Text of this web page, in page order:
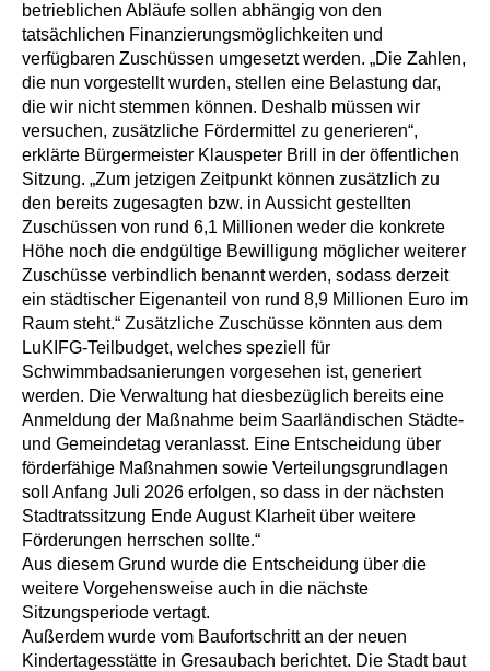
betrieblichen Abläufe sollen abhängig von den
tatsächlichen Finanzierungsmöglichkeiten und
verfügbaren Zuschüssen umgesetzt werden. „Die Zahlen,
die nun vorgestellt wurden, stellen eine Belastung dar,
die wir nicht stemmen können. Deshalb müssen wir
versuchen, zusätzliche Fördermittel zu generieren“,
erklärte Bürgermeister Klauspeter Brill in der öffentlichen
Sitzung. „Zum jetzigen Zeitpunkt können zusätzlich zu
den bereits zugesagten bzw. in Aussicht gestellten
Zuschüssen von rund 6,1 Millionen weder die konkrete
Höhe noch die endgültige Bewilligung möglicher weiterer
Zuschüsse verbindlich benannt werden, sodass derzeit
ein städtischer Eigenanteil von rund 8,9 Millionen Euro im
Raum steht.“ Zusätzliche Zuschüsse könnten aus dem
LuKIFG-Teilbudget, welches speziell für
Schwimmbadsanierungen vorgesehen ist, generiert
werden. Die Verwaltung hat diesbezüglich bereits eine
Anmeldung der Maßnahme beim Saarländischen Städte-
und Gemeindetag veranlasst. Eine Entscheidung über
förderfähige Maßnahmen sowie Verteilungsgrundlagen
soll Anfang Juli 2026 erfolgen, so dass in der nächsten
Stadtratssitzung Ende August Klarheit über weitere
Förderungen herrschen sollte.“
Aus diesem Grund wurde die Entscheidung über die
weitere Vorgehensweise auch in die nächste
Sitzungsperiode vertagt.
Außerdem wurde vom Baufortschritt an der neuen
Kindertagesstätte in Gresaubach berichtet. Die Stadt baut